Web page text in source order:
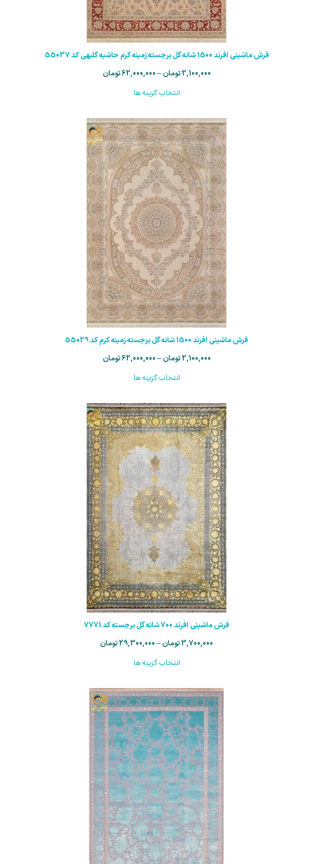
فرش ماشینی افرند 1500 شانه گل برجسته زمینه کرم حاشیه گلبهی کد 55037
2,100,000 تومان –
62,000,000تومان
انتخاب گزینه ها
فرش ماشینی افرند 1500 شانه گل برجسته زمینه کرم کد 55029
2,100,000 تومان –
62,000,000تومان
انتخاب گزینه ها
فرش ماشینی افرند 700 شانه گل برجسته کد 7771
3,700,000تومان–
29,300,000تومان
انتخاب گزینه ها